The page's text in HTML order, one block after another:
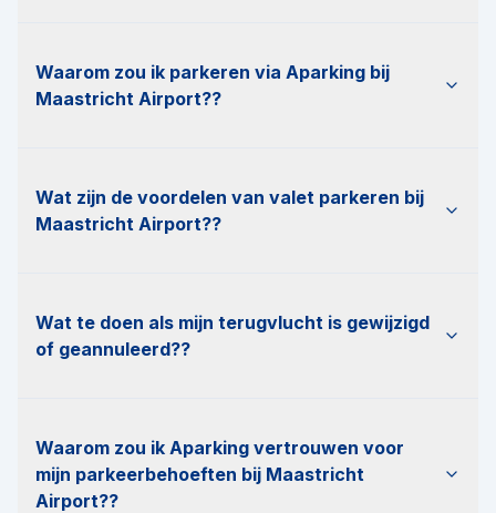
Waarom zou ik parkeren via Aparking bij
Maastricht Airport??
Wat zijn de voordelen van valet parkeren bij
Maastricht Airport??
Wat te doen als mijn terugvlucht is gewijzigd
of geannuleerd??
Waarom zou ik Aparking vertrouwen voor
mijn parkeerbehoeften bij Maastricht
Airport??